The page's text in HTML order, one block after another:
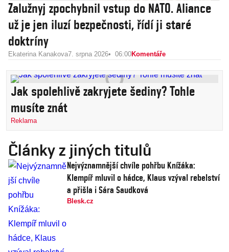
Zalužnyj zpochybnil vstup do NATO. Aliance
už je jen iluzí bezpečnosti, řídí ji staré
doktríny
Ekaterina Kanakova7. srpna 2026 06:00Komentáře
Jak spolehlivě zakryjete šediny? Tohle
musíte znát
Reklama
Články z jiných titulů
Nejvýznamnější chvíle pohřbu Knížáka:
Klempíř mluvil o hádce, Klaus vzýval rebelství
a přišla i Sára Saudková
Blesk.cz